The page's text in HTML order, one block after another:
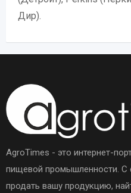
Дир).
AgroTimes - это интернет-
пищевой промышленности.
продать вашу продукцию,